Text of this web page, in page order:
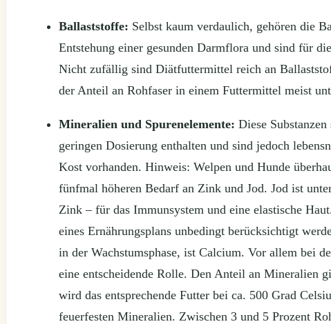
Ballaststoffe: Selbst kaum verdaulich, gehören die
Entstehung einer gesunden Darmflora und sind für
Nicht zufällig sind Diätfuttermittel reich an
der Anteil an Rohfaser in einem Futtermittel meist
Mineralien und Spurenelemente: Diese
geringen Dosierung enthalten und sind jedoch
Kost vorhanden. Hinweis: Welpen und Hunde
fünfmal höheren Bedarf an Zink und Jod. Jod ist
Zink – für das Immunsystem und eine elastische
eines Ernährungsplans unbedingt berücksichtigt
in der Wachstumsphase, ist Calcium. Vor allem bei
eine entscheidende Rolle. Den Anteil an Mineralien
wird das entsprechende Futter bei ca. 500 Grad
feuerfesten Mineralien. Zwischen 3 und 5 Prozent